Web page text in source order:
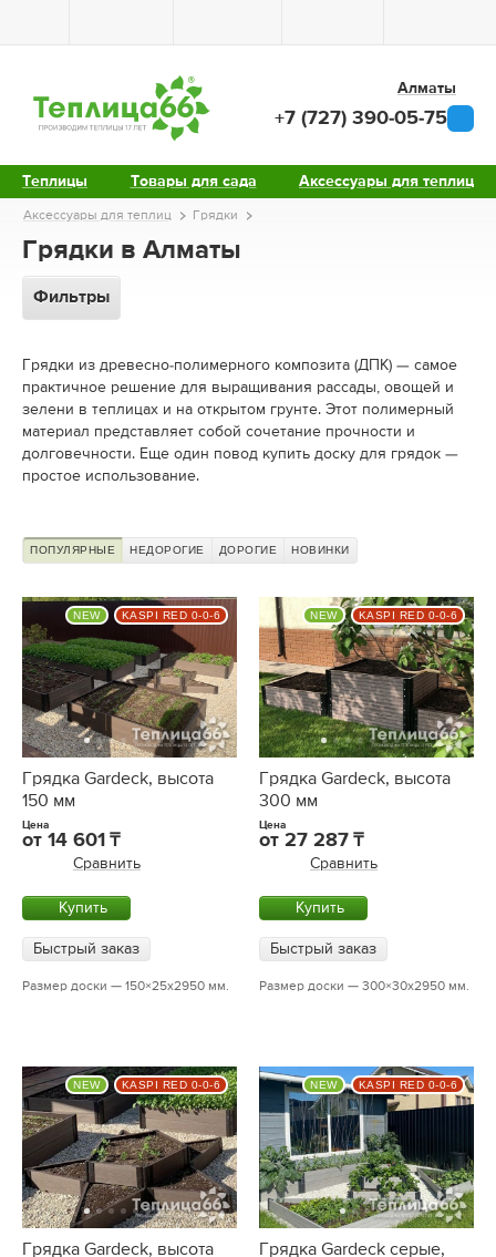
Теплицы Товары для сада Аксессуары для теплиц
Алматы
+7 (727) 390-05-75
Аксессуары для теплиц Грядки
Грядки в Алматы
Фильтры
Грядки из древесно-полимерного композита (ДПК) — самое
практичное решение для выращивания рассады, овощей и
зелени в теплицах и на открытом грунте. Этот полимерный
материал представляет собой сочетание прочности и
долговечности. Еще один повод купить доску для грядок —
простое использование.
ПОПУЛЯРНЫЕ НЕДОРОГИЕ ДОРОГИЕ НОВИНКИ
Грядка Gardeck, высота
150 мм
Цена
от 14 601
Сравнить
Купить
Быстрый заказ
Размер доски — 150×25х2950 мм.
NEW KASPI RED 0-0-6
Грядка Gardeck, высота
300 мм
Цена
от 27 287
Сравнить
Купить
Быстрый заказ
Размер доски — 300×30х2950 мм.
NEW KASPI RED 0-0-6
Грядка Gardeck, высота
NEW KASPI RED 0-0-6
Грядка Gardeck серые,
NEW KASPI RED 0-0-6